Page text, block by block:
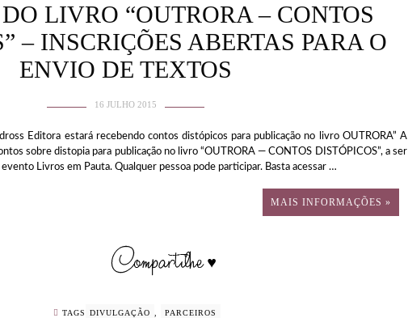
LIVRO “OUTRORA – CONTOS
– INSCRIÇÕES ABERTAS PARA O
ENVIO DE TEXTOS
16 JULHO 2015
Editora estará recebendo contos distópicos para publicação no livro OUTRORA” A
sobre distopia para publicação no livro “OUTRORA — CONTOS DISTÓPICOS”, a ser
Livros em Pauta. Qualquer pessoa pode participar. Basta acessar …
MAIS INFORMAÇÕES »
TAGS DIVULGAÇÃO PARCEIROS